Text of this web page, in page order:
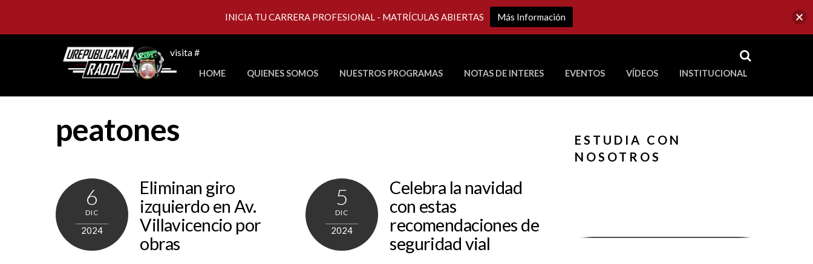
visita # RSS
HOME QUIENES SOMOS NUESTROS PROGRAMAS NOTAS DE INTERES EVENTOS VÍDEOS INSTITUCIONAL
peatones
6
DIC
2024
Eliminan giro
izquierdo en Av.
Villavicencio por
obras
5
DIC
2024
Celebra la navidad
con estas
recomendaciones de
seguridad vial
ESTUDIA CON
NOSOTROS
INICIA TU CARRERA PROFESIONAL - MATRÍCULAS ABIERTAS Más Información